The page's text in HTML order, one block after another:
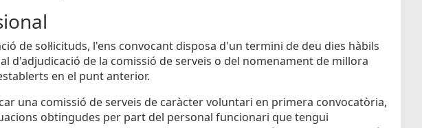
de sol·licituds, l'ens convocant disposa d'un termini de deu dies hàbils
d'adjudicació de la comissió de serveis o del nomenament de millora
en el punt anterior.
una comissió de serveis de caràcter voluntari en primera convocatòria,
obtingudes per part del personal funcionari que tengui